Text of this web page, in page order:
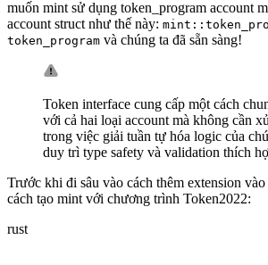
muốn mint sử dụng token_program account
account struct như thế này:
token_program và chúng ta đã sẵn sàng!
Token interface cung cấp một cách
với cả hai loại account mà không cần
trong việc giải tuần tự hóa logic của
duy trì type safety và validation thích
Trước khi đi sâu vào cách thêm extension
cách tạo mint với chương trình Token2022:
rust